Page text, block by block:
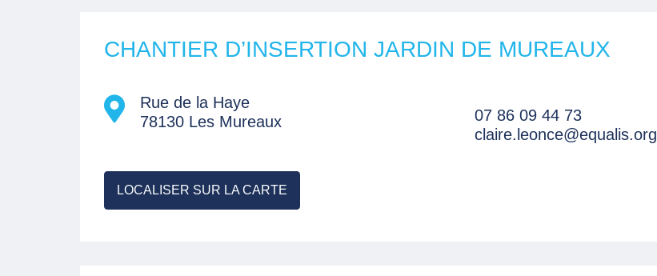
CHANTIER D’INSERTION JARDIN DE MUREAUX
Rue de la Haye
78130 Les Mureaux
07 86 09 44 73
claire.leonce@equalis.org
LOCALISER SUR LA CARTE